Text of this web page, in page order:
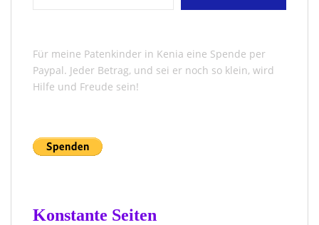
Für meine Patenkinder in Kenia eine Spende per
Paypal. Jeder Betrag, und sei er noch so klein, wird
Hilfe und Freude sein!
Konstante Seiten